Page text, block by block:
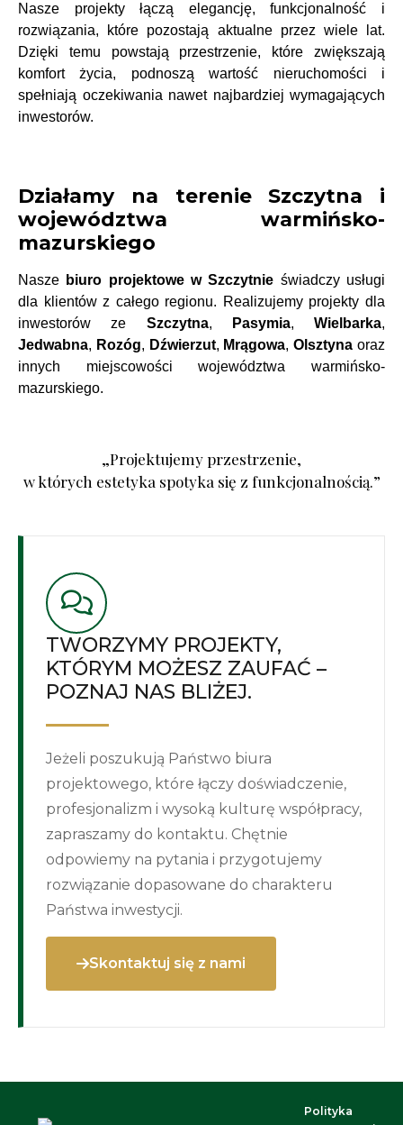
Nasze projekty łączą elegancję, funkcjonalność i
rozwiązania, które pozostają aktualne przez wiele lat.
Dzięki temu powstają przestrzenie, które zwiększają
komfort życia, podnoszą wartość nieruchomości i
spełniają oczekiwania nawet najbardziej wymagających
inwestorów.
Działamy na terenie Szczytna i
województwa warmińsko-
mazurskiego
Nasze biuro projektowe w Szczytnie świadczy usługi
dla klientów z całego regionu. Realizujemy projekty dla
inwestorów ze Szczytna, Pasymia, Wielbarka,
Jedwabna, Rozóg, Dźwierzut, Mrągowa,Olsztyna oraz
innych miejscowości województwa warmińsko-
mazurskiego.
„Projektujemy przestrzenie,
w których estetyka spotyka się z funkcjonalnością.”
TWORZYMY PROJEKTY,
KTÓRYM MOŻESZ ZAUFAĆ –
POZNAJ NAS BLIŻEJ.
Jeżeli poszukują Państwo biura
projektowego, które łączy doświadczenie,
profesjonalizm i wysoką kulturę współpracy,
zapraszamy do kontaktu. Chętnie
odpowiemy na pytania i przygotujemy
rozwiązanie dopasowane do charakteru
Państwa inwestycji.
Skontaktuj się z nami
Polityka